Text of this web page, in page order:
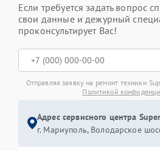
Если требуется задать вопрос
свои данные и дежурный
проконсультирует Вас!
Отправляя заявку на ремонт техники
Политикой
Адрес сервисного центра
г. Мариуполь, Володарское